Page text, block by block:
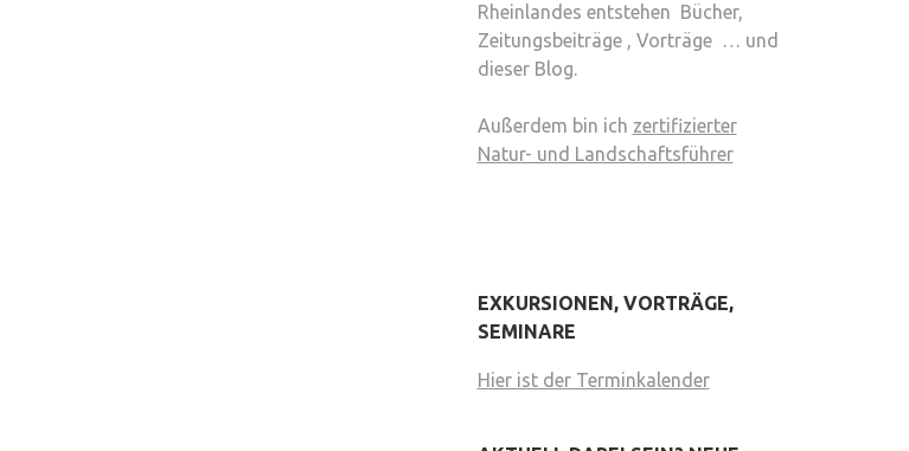
Rheinlandes entstehen Bücher,
Zeitungsbeiträge , Vorträge … und
dieser Blog.
Außerdem bin ich zertifizierter
Natur- und Landschaftsführer
EXKURSIONEN, VORTRÄGE,
SEMINARE
Hier ist der Terminkalender